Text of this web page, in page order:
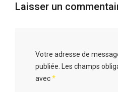
Laisser un
Votre adresse de
publiée. Les champs
avec*